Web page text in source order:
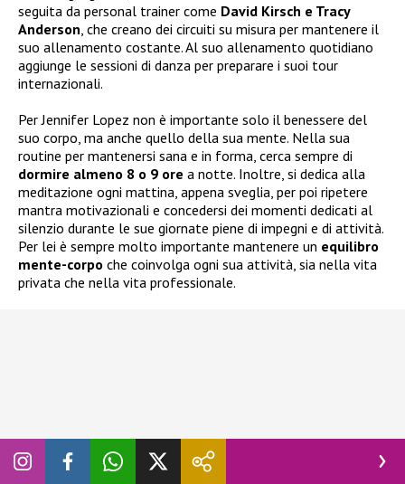
seguita da personal trainer come David Kirsch e Tracy
Anderson, che creano dei circuiti su misura per mantenere il
suo allenamento costante. Al suo allenamento quotidiano
aggiunge le sessioni di danza per preparare i suoi tour
internazionali.
Per Jennifer Lopez non è importante solo il benessere del
suo corpo, ma anche quello della sua mente. Nella sua
routine per mantenersi sana e in forma, cerca sempre di
dormire almeno 8 o 9 ore a notte. Inoltre, si dedica alla
meditazione ogni mattina, appena sveglia, per poi ripetere
mantra motivazionali e concedersi dei momenti dedicati al
silenzio durante le sue giornate piene di impegni e di attività.
Per lei è sempre molto importante mantenere un equilibro
mente-corpo che coinvolga ogni sua attività, sia nella vita
privata che nella vita professionale.